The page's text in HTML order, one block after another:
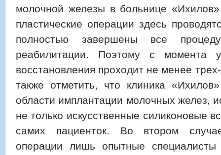
молочной железы в больнице
пластические операции здесь
полностью завершены все
реабилитации. Поэтому с момента
восстановления проходит не менее
также отметить, что клиника
области имплантации молочных желез,
не только искусственные силиконовые
самих пациенток. Во втором
операции лишь опытные специалисты